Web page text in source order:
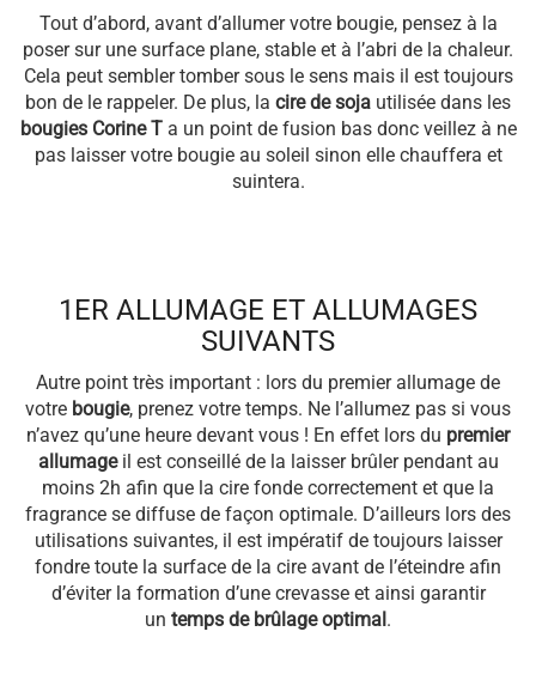
Tout d’abord, avant d’allumer votre bougie, pensez à la
poser sur une surface plane, stable et à l’abri de la chaleur.
Cela peut sembler tomber sous le sens mais il est toujours
bon de le rappeler. De plus, la cire de soja utilisée dans les
bougies Corine Ta un point de fusion bas donc veillez à ne
pas laisser votre bougie au soleil sinon elle chauffera et
suintera.
1ER ALLUMAGE ET ALLUMAGES
SUIVANTS
Autre point très important : lors du premier allumage de
votre bougie, prenez votre temps. Ne l’allumez pas si vous
n’avez qu’une heure devant vous ! En effet lors du premier
allumageil est conseillé de la laisser brûler pendant au
moins 2h afin que la cire fonde correctement et que la
fragrance se diffuse de façon optimale. D’ailleurs lors des
utilisations suivantes, il est impératif de toujours laisser
fondre toute la surface de la cire avant de l’éteindre afin
d’éviter la formation d’une crevasse et ainsi garantir
un temps de brûlage optimal.